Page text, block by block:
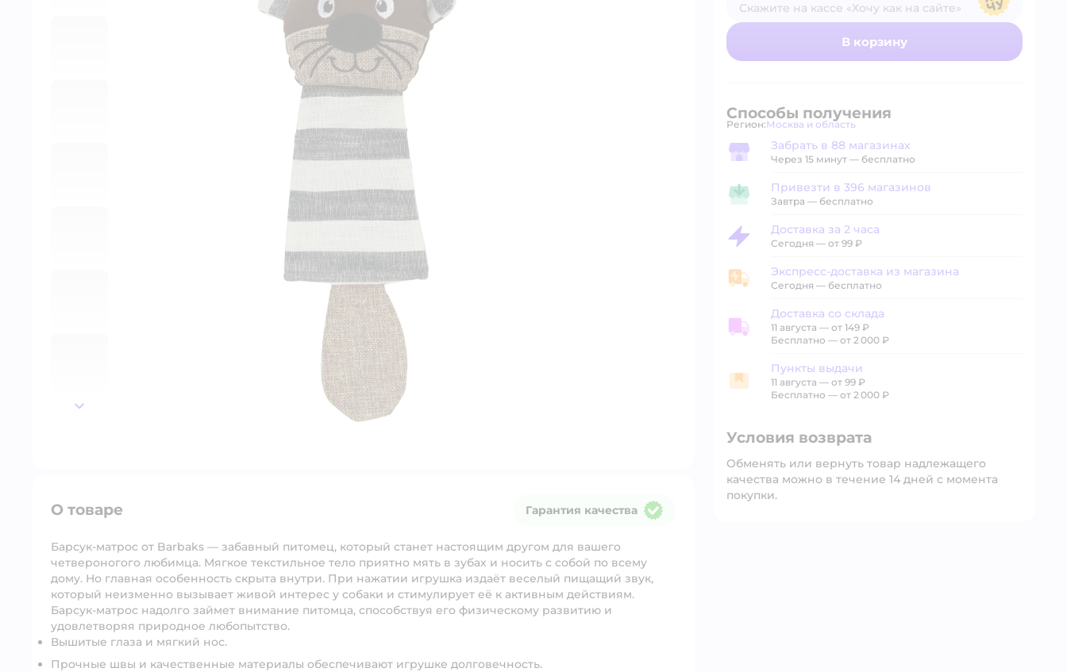
далее
Скажите на кассе «Хочу как на сайте»
В магазине — по ценам сайта
В корзину
Способы получения
Регион: Выбор адреса доставки.
Москва и область
Забрать в магазине
Забрать в 88 магазинах
Через 15 минут — бесплатно
Привезти в магазин
Привезти в 396 магазинов
Завтра — бесплатно
Доставка за 2 часа
Доставка за 2 часа
Сегодня — от 99 ₽
Экспресс-доставка из магазина
Экспресс-доставка из магазина
Сегодня — бесплатно
Доставка со склада
Доставка со склада
11 августа — от 149 ₽
Бесплатно — от 2 000 ₽
Пункты выдачи
Пункты выдачи
11 августа — от 99 ₽
Бесплатно — от 2 000 ₽
Условия возврата
Обменять или вернуть товар надлежащего
качества можно в течение 14 дней с момента
покупки.
О товаре Гарантия качества
Барсук-матрос от Barbaks — забавный питомец, который станет настоящим другом для вашего
четвероногого любимца. Мягкое текстильное тело приятно мять в зубах и носить с собой по всему
дому. Но главная особенность скрыта внутри. При нажатии игрушка издаёт веселый пищащий звук,
который неизменно вызывает живой интерес у собаки и стимулирует её к активным действиям.
Барсук-матрос надолго займет внимание питомца, способствуя его физическому развитию и
удовлетворяя природное любопытство.
Вышитые глаза и мягкий нос.
Прочные швы и качественные материалы обеспечивают игрушке долговечность.